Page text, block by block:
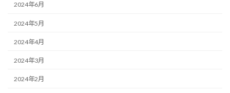
2024年6月
2024年5月
2024年4月
2024年3月
2024年2月